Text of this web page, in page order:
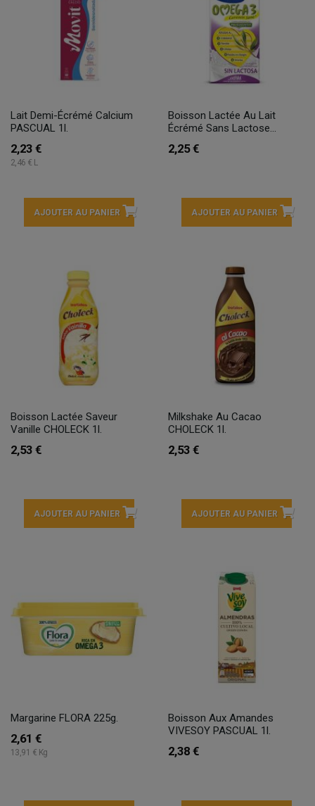
Lait Demi-Écrémé Calcium
PASCUAL 1l.
2,23 €
2,46 € L
AJOUTER AU PANIER
Boisson Lactée Au Lait
Écrémé Sans Lactose...
2,25 €
AJOUTER AU PANIER
Boisson Lactée Saveur
Vanille CHOLECK 1l.
2,53 €
AJOUTER AU PANIER
Milkshake Au Cacao
CHOLECK 1l.
2,53 €
AJOUTER AU PANIER
Margarine FLORA 225g.
2,61 €
13,91 € Kg
Boisson Aux Amandes
VIVESOY PASCUAL 1l.
2,38 €